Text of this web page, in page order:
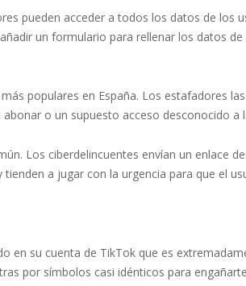
pueden acceder a todos los datos de los
un formulario para rellenar los datos
populares en España. Los estafadores
o un supuesto acceso desconocido a
Los ciberdelincuentes envían un enlace
a jugar con la urgencia para que el
en su cuenta de TikTok que es
por símbolos casi idénticos para